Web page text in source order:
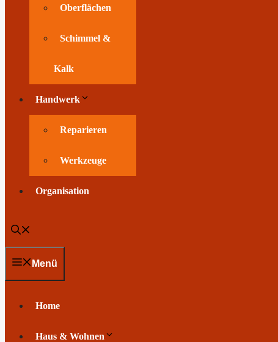
Oberflächen
Schimmel &
Kalk
Handwerk
Reparieren
Werkzeuge
Organisation
Menü
Home
Haus & Wohnen